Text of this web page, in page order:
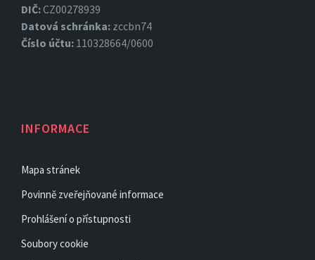
DIČ:CZ00278939
Datová schránka: zccbn74
Číslo účtu: 110328664/0600
INFORMACE
Mapa stránek
Povinně zveřejňované informace
Prohlášení o přístupnosti
Soubory cookie